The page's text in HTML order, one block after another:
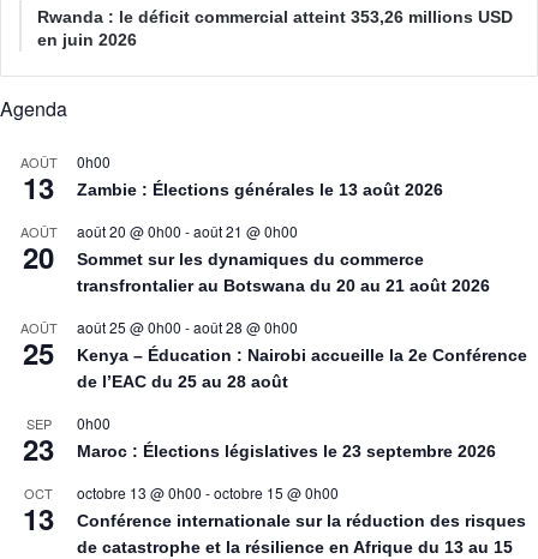
Rwanda : le déficit commercial atteint 353,26 millions USD
en juin 2026
Agenda
AOÛT
13
0h00
Zambie : Élections générales le 13 août 2026
AOÛT
20
août 20 @ 0h00 -août 21 @ 0h00
Sommet sur les dynamiques du commerce
transfrontalier au Botswana du 20 au 21 août 2026
AOÛT
25
août 25 @ 0h00 -août 28 @ 0h00
Kenya – Éducation : Nairobi accueille la 2e Conférence
de l’EAC du 25 au 28 août
SEP
23
0h00
Maroc : Élections législatives le 23 septembre 2026
OCT
13
octobre 13 @ 0h00 -octobre 15 @ 0h00
Conférence internationale sur la réduction des risques
de catastrophe et la résilience en Afrique du 13 au 15